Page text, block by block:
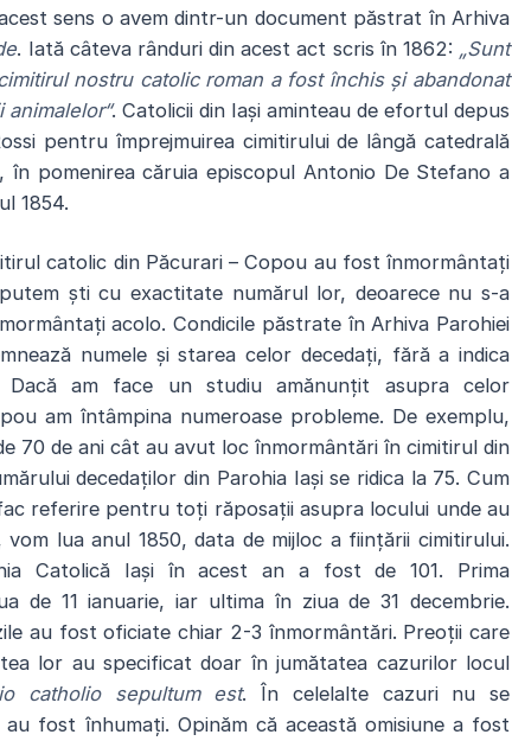
sens o avem dintr-un document păstrat în Arhiva
. Iată câteva rânduri din acest act scris în 1862: „Sunt
nostru catolic roman a fost închis și abandonat
. Catolicii din Iași aminteau de efortul depus
pentru împrejmuirea cimitirului de lângă catedrală
pomenirea căruia episcopul Antonio De Stefano a
1854.
catolic din Păcurari – Copou au fost înmormântați
ști cu exactitate numărul lor, deoarece nu s-a
acolo. Condicile păstrate în Arhiva Parohiei
numele și starea celor decedați, fără a indica
am face un studiu amănunțit asupra celor
am întâmpina numeroase probleme. De exemplu,
70 de ani cât au avut loc înmormântări în cimitirul din
decedaților din Parohia Iași se ridica la 75. Cum
referire pentru toți răposații asupra locului unde au
lua anul 1850, data de mijloc a ființării cimitirului.
Catolică Iași în acest an a fost de 101. Prima
de 11 ianuarie, iar ultima în ziua de 31 decembrie.
au fost oficiate chiar 2-3 înmormântări. Preoții care
lor au specificat doar în jumătatea cazurilor locul
catholio sepultum est. În celelalte cazuri nu se
fost înhumați. Opinăm că această omisiune a fost